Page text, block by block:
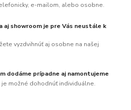
e-mailom, alebo osobne.
aj showroom je pre Vás neustále k
vyzdvihnúť aj osobne na našej
dodáme prípadne aj namontujeme
je možné dohodnúť individuálne.